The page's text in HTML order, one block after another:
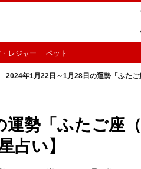
レジャー ペット
2024年1月22日～1月28日の運勢「ふたご
勢「ふたご座（
占い】